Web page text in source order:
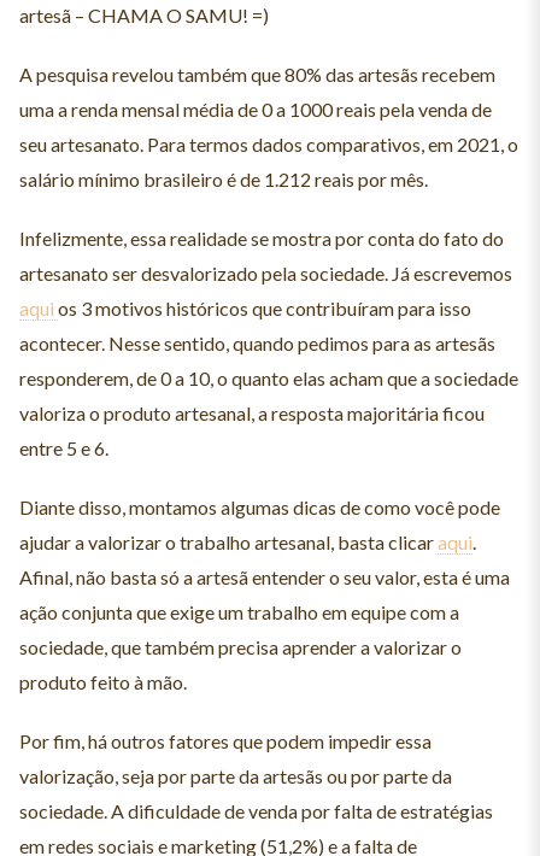
artesã – CHAMA O SAMU! =)
A pesquisa revelou também que 80% das artesãs recebem
uma a renda mensal média de 0 a 1000 reais pela venda de
seu artesanato. Para termos dados comparativos, em 2021, o
salário mínimo brasileiro é de 1.212 reais por mês.
Infelizmente, essa realidade se mostra por conta do fato do
artesanato ser desvalorizado pela sociedade. Já escrevemos
aqui os 3 motivos históricos que contribuíram para isso
acontecer. Nesse sentido, quando pedimos para as artesãs
responderem, de 0 a 10, o quanto elas acham que a sociedade
valoriza o produto artesanal, a resposta majoritária ficou
entre 5 e 6.
Diante disso, montamos algumas dicas de como você pode
ajudar a valorizar o trabalho artesanal, basta clicaraqui.
Afinal, não basta só a artesã entender o seu valor, esta é uma
ação conjunta que exige um trabalho em equipe com a
sociedade, que também precisa aprender a valorizar o
produto feito à mão.
Por fim, há outros fatores que podem impedir essa
valorização, seja por parte da artesãs ou por parte da
sociedade. A dificuldade de venda por falta de estratégias
em redes sociais e marketing (51,2%) e a falta de